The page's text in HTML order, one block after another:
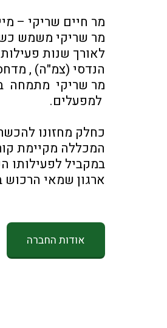
מר חיים שריקי –
מר שריקי משמש כשמאי
הנדסי (צמ"ה) ,
למפעלים.
כחלק מחזונו
המכללה מקיימת
ארגון שמאי הרכוש
אודות החברה